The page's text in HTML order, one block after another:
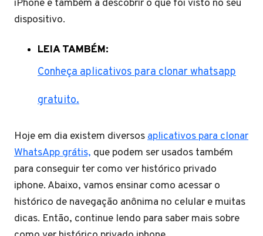
iPhone e também a descobrir o que foi visto no seu
dispositivo.
LEIA TAMBÉM:
Conheça aplicativos para clonar whatsapp
gratuito.
Hoje em dia existem diversosaplicativos para clonar
WhatsApp grátis, que podem ser usados também
para conseguir ter como ver histórico privado
iphone. Abaixo, vamos ensinar como acessar o
histórico de navegação anônima no celular e muitas
dicas. Então, continue lendo para saber mais sobre